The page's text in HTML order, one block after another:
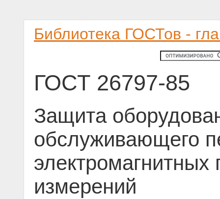
Библиотека ГОСТов -
ГОСТ 26797-85
Защита
обслуживающего
измерений